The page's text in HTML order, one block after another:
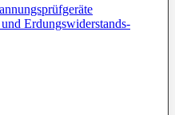
Erdungswiderstands-